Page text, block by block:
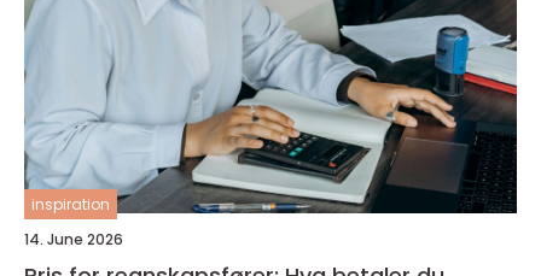
inspiration
14. June 2026